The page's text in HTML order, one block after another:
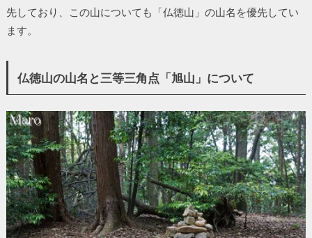
先しており、この山についても「仏徳山」の山名を優先してい
ます。
仏徳山の山名と三等三角点「旭山」について